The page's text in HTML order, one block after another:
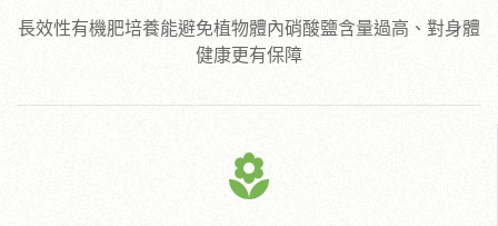
長效性有機肥培養能避免植物體內硝酸鹽含量過高、對身體
健康更有保障
local_florist